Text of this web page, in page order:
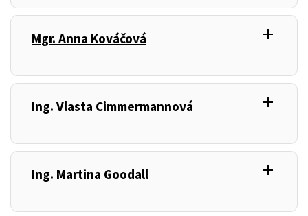
Mgr. Anna Kováčová
, add
Ing. Vlasta Cimmermannová
, add
Ing. Martina Goodall
, add